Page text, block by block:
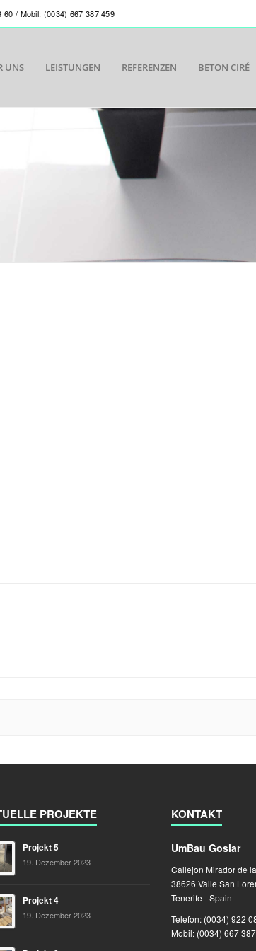
60 / Mobil: (0034) 667 387 459
UNS LEISTUNGEN REFERENZEN BETON CIRÉ
PROJEKTE
Projekt 5
19. Dezember 2023
Projekt 4
19. Dezember 2023
KONTAKT
UmBau Goslar
Callejon Mirador de
38626 Valle San
Tenerife - Spain
Telefon: (0034) 922
Mobil: (0034) 667